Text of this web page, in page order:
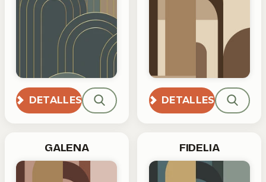
DETALLES DETALLES
GALENA FIDELIA